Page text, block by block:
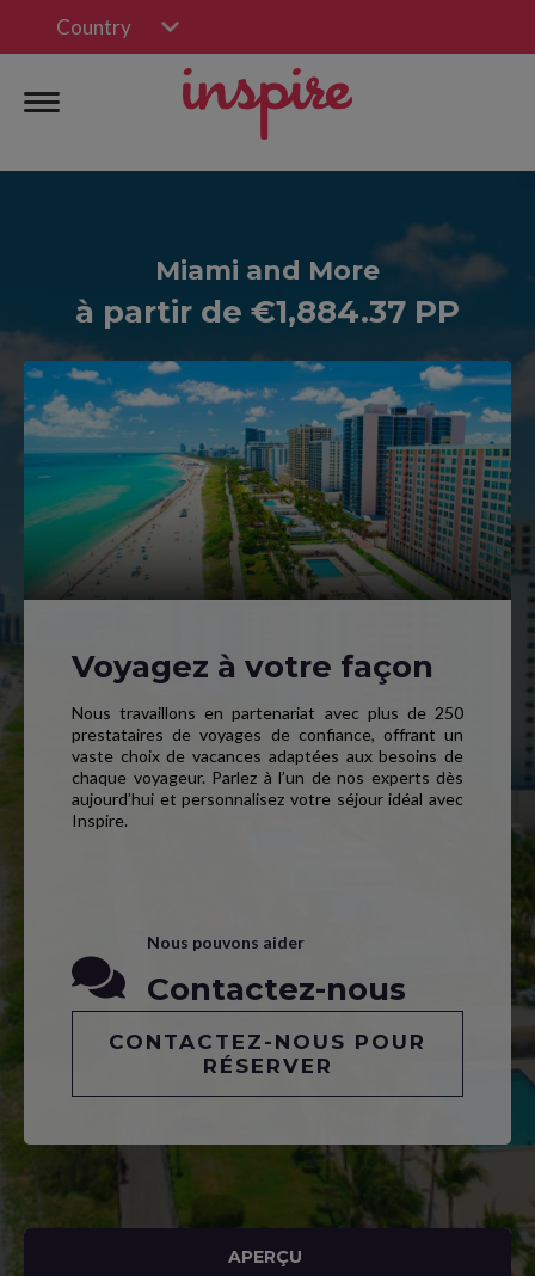
Country
Miami and More
à partir de €1,884.37 PP
Voyagez à votre façon
Nous travaillons en partenariat avec plus de 250
prestataires de voyages de confiance, offrant un
vaste choix de vacances adaptées aux besoins de
chaque voyageur. Parlez à l’un de nos experts dès
aujourd’hui et personnalisez votre séjour idéal avec
Inspire.
Nous pouvons aider
Contactez-nous
CONTACTEZ-NOUS POUR
RÉSERVER
APERÇU